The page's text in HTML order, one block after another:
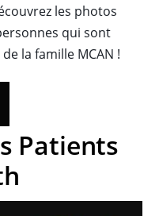
les photos
qui sont
la famille MCAN !
Patients